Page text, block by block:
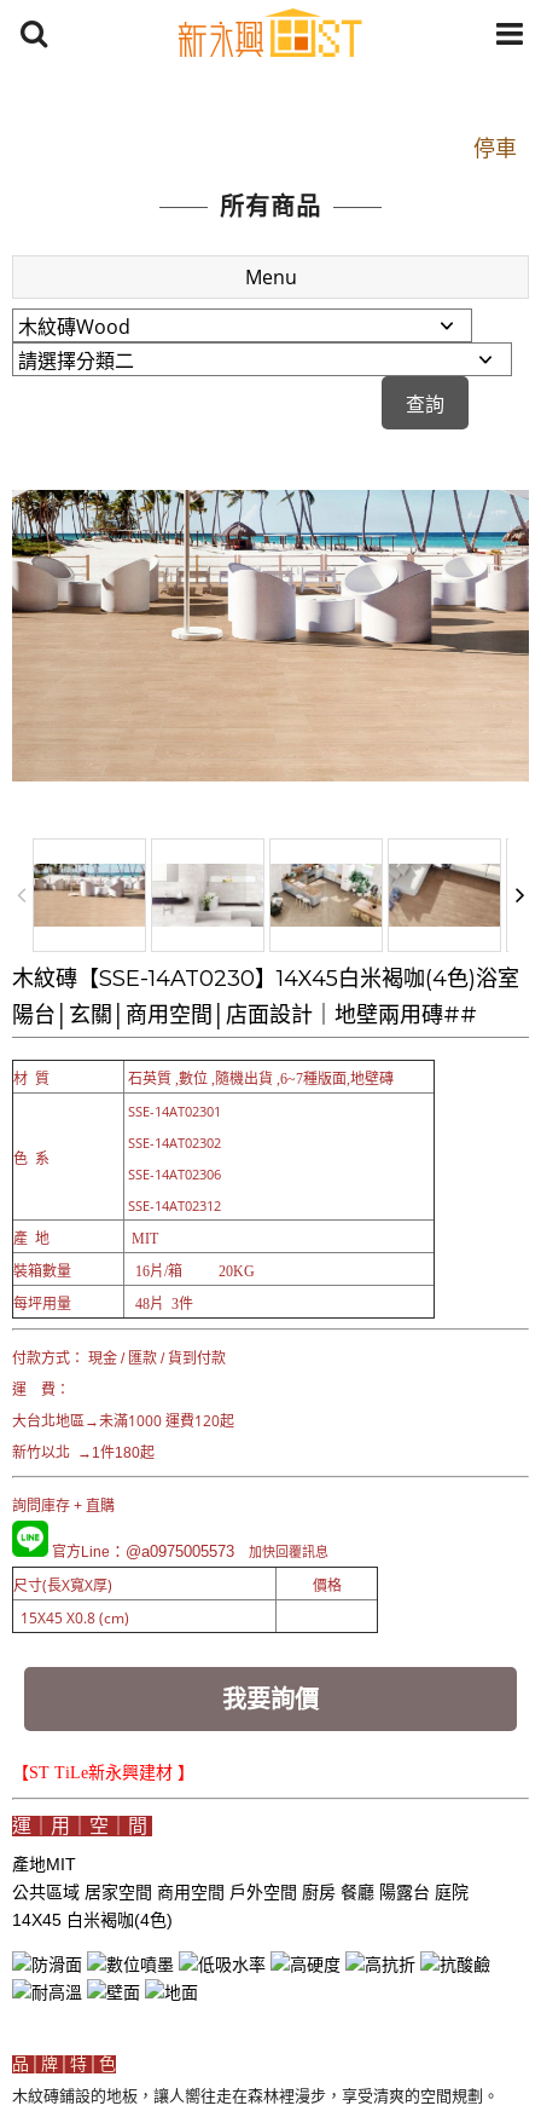
停車
捷運： 中和線【頂溪站 2 號出口】往中山路1段139
原Line已滿 無法加Line好友 請親愛的客戶加入
LINE官方帳號@a0975005573
開車：中山路1段 到永平路路口(樂華夜市口)門口可
停車
捷運： 中和線【頂溪站 2 號出口】往中山路1段139
原Line已滿 無法加Line好友 請親愛的客戶加入
LINE官方帳號@a0975005573
所有商品
Menu
木紋磚【SSE-14AT0230】14X45白米褐咖(4色)浴室
陽台│玄關│商用空間│店面設計｜地壁兩用磚##
材 質 石英質 ,數位 ,隨機出貨 ,6~7種版面,地壁磚
色 系
SSE-14AT02301
SSE-14AT02302
SSE-14AT02306
SSE-14AT02312
產 地
MIT
裝箱數量
16片/箱 20KG
每坪用量
48片 3件
付款方式： 現金 / 匯款 / 貨到付款
運 費：
大台北地區→未滿1000 運費120起
新竹以北 →1件180起
詢問庫存 + 直購
官方Line ：@a0975005573 加快回覆訊息
尺寸(長X寬X厚)
價格
15X45 X0.8 (cm)
我要詢價
【ST TiLe新永興建材 】
運｜用｜空｜間
產地MIT
公共區域 居家空間 商用空間 戶外空間 廚房 餐廳 陽露台 庭院
14X45 白米褐咖(4色)
品│牌│特│色
木紋磚鋪設的地板，讓人嚮往走在森林裡漫步，享受清爽的空間規劃。